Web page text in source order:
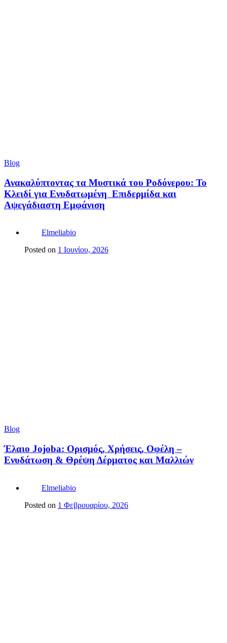
Blog
Ανακαλύπτοντας τα Μυστικά του Ροδόνερου: Το
Κλειδί για Ενυδατωμένη Επιδερμίδα και
Αψεγάδιαστη Εμφάνιση
Elmeliabio
Posted on 1 Ιουνίου, 2026
Blog
Έλαιο Jojoba: Ορισμός, Χρήσεις, Οφέλη –
Ενυδάτωση & Θρέψη Δέρματος και Μαλλιών
Elmeliabio
Posted on 1 Φεβρουαρίου, 2026